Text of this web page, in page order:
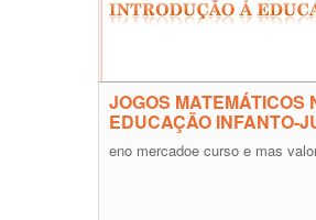
JOGOS MATEMÁTICOS
EDUCAÇÃO INFANTO-
eno mercadoe curso e mas